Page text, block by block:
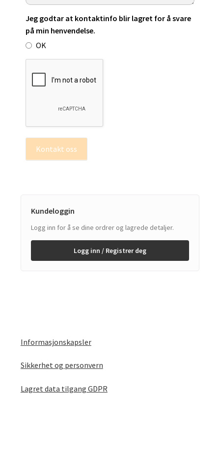
Jeg godtar at kontaktinfo blir lagret for å svare
på min henvendelse.
OK
Kontakt oss
Kundeloggin
Logg inn for å se dine ordrer og lagrede detaljer.
Logg inn / Registrer deg
Informasjonskapsler
Sikkerhet og personvern
Lagret data tilgang GDPR